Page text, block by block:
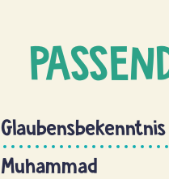
Muhammad